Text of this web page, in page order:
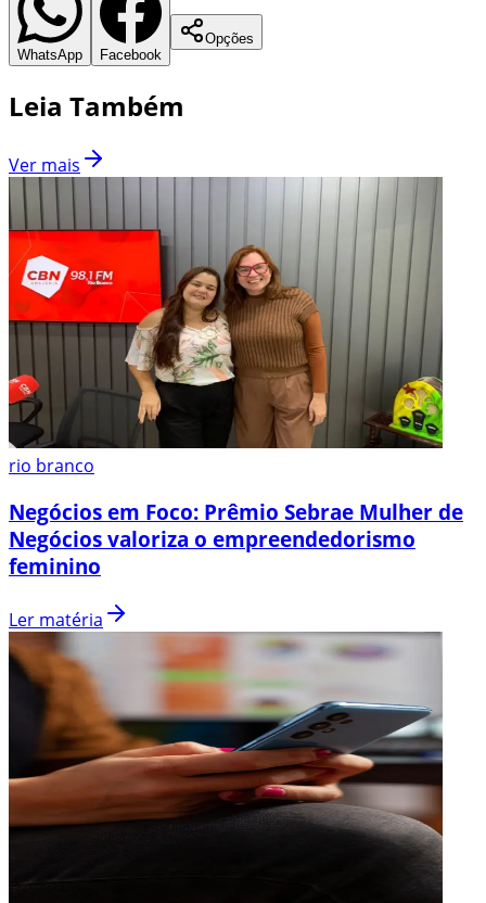
WhatsApp Facebook
Opções
Leia Também
Ver mais
rio branco
Negócios em Foco: Prêmio Sebrae Mulher de
Negócios valoriza o empreendedorismo
feminino
Ler matéria